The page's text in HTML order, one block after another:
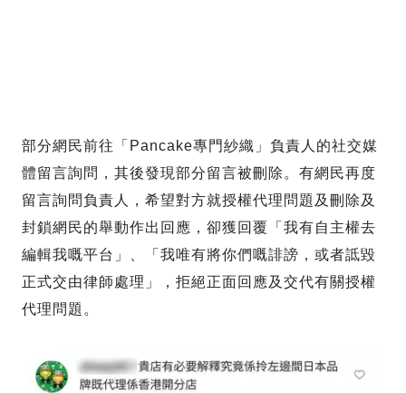
部分網民前往「Pancake專門紗織」負責人的社交媒
體留言詢問，其後發現部分留言被刪除。有網民再度
留言詢問負責人，希望對方就授權代理問題及刪除及
封鎖網民的舉動作出回應，卻獲回覆「我有自主權去
編輯我嘅平台」、「我唯有將你們嘅誹謗，或者詆毀
正式交由律師處理」，拒絕正面回應及交代有關授權
代理問題。